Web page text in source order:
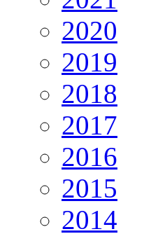
2020
2019
2018
2017
2016
2015
2014